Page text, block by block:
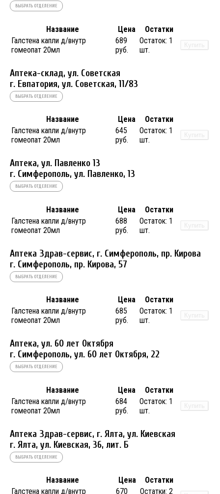
ВЫБРАТЬ ОТДЕЛЕНИЕ
Название Цена
Остатки
Галстена капли д/внутр
гомеопат 20мл
689
руб.
Остаток: 1
шт.
Купить
Аптека-склад, ул. Советская
г. Евпатория, ул. Советская, 11/83
ВЫБРАТЬ ОТДЕЛЕНИЕ
Название Цена
Остатки
Галстена капли д/внутр
гомеопат 20мл
645
руб.
Остаток: 1
шт.
Купить
Аптека, ул. Павленко 13
г. Симферополь, ул. Павленко, 13
ВЫБРАТЬ ОТДЕЛЕНИЕ
Название Цена
Остатки
Галстена капли д/внутр
гомеопат 20мл
688
руб.
Остаток: 1
шт.
Купить
Аптека Здрав-сервис, г. Симферополь, пр. Кирова
г. Симферополь, пр. Кирова, 57
ВЫБРАТЬ ОТДЕЛЕНИЕ
Название Цена
Остатки
Галстена капли д/внутр
гомеопат 20мл
685
руб.
Остаток: 1
шт.
Купить
Аптека, ул. 60 лет Октября
г. Симферополь, ул. 60 лет Октября, 22
ВЫБРАТЬ ОТДЕЛЕНИЕ
Название Цена
Остатки
Галстена капли д/внутр
гомеопат 20мл
684
руб.
Остаток: 1
шт.
Купить
Аптека Здрав-сервис, г. Ялта, ул. Киевская
г. Ялта, ул. Киевская, 36, лит. Б
ВЫБРАТЬ ОТДЕЛЕНИЕ
Название Цена
Остатки
Галстена капли д/внутр
670
Остатки: 2